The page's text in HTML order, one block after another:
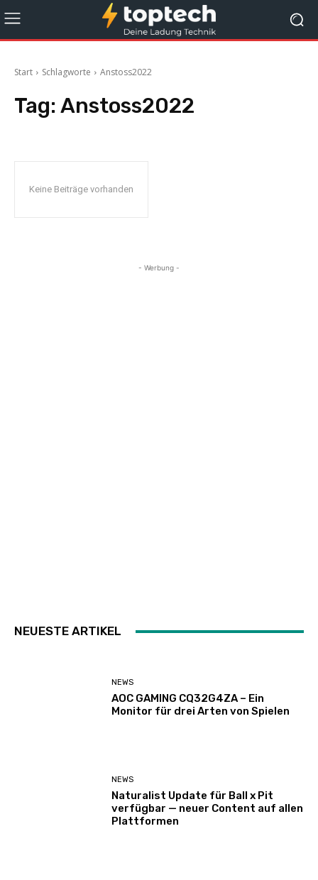
Start Schlagworte Anstoss2022
Tag: Anstoss2022
Keine Beiträge vorhanden
- Werbung -
NEUESTE ARTIKEL
NEWS
AOC GAMING CQ32G4ZA – Ein
Monitor für drei Arten von Spielen
NEWS
Naturalist Update für Ball x Pit
verfügbar — neuer Content auf allen
Plattformen